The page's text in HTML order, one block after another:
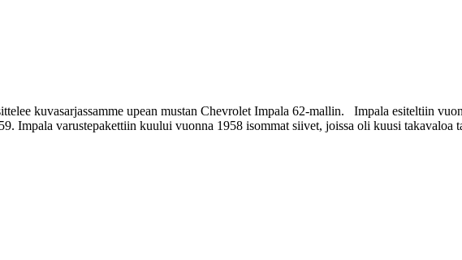
kuvasarjassamme upean mustan Chevrolet Impala 62-mallin. Impala esiteltiin
Impala varustepakettiin kuului vuonna 1958 isommat siivet, joissa oli kuusi takavaloa